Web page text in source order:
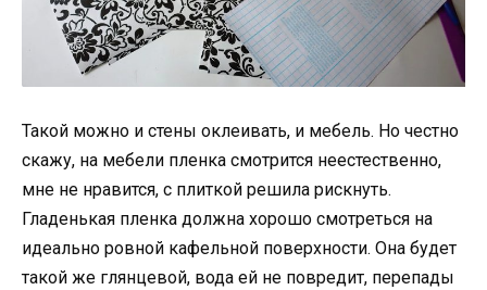
Такой можно и стены оклеивать, и мебель. Но честно
скажу, на мебели пленка смотрится неестественно,
мне не нравится, с плиткой решила рискнуть.
Гладенькая пленка должна хорошо смотреться на
идеально ровной кафельной поверхности. Она будет
такой же глянцевой, вода ей не повредит, перепады